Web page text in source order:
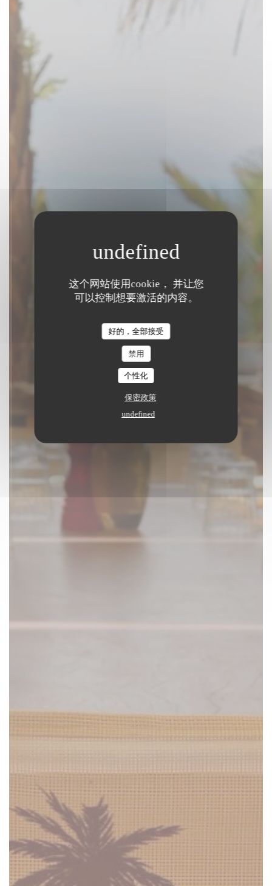
这个网站使用cookie， 并让您
可以控制想要激活的内容。
好的，全部接受
禁用
个性化
保密政策
undefined
Beach Club
SAINT LAURENT DU VAR
预订餐位